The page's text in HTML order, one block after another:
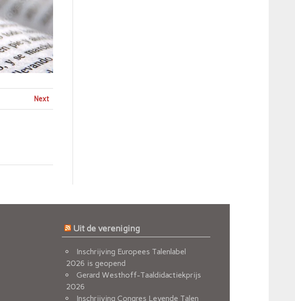
Next
Uit de vereniging
Inschrijving Europees Talenlabel
2026 is geopend
Gerard Westhoff-Taaldidactiekprijs
2026
Inschrijving Congres Levende Talen